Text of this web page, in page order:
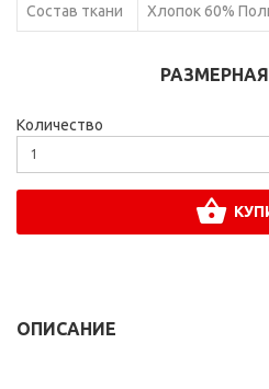
Состав ткани Хлопок 60%
Количество
ОПИСАНИЕ